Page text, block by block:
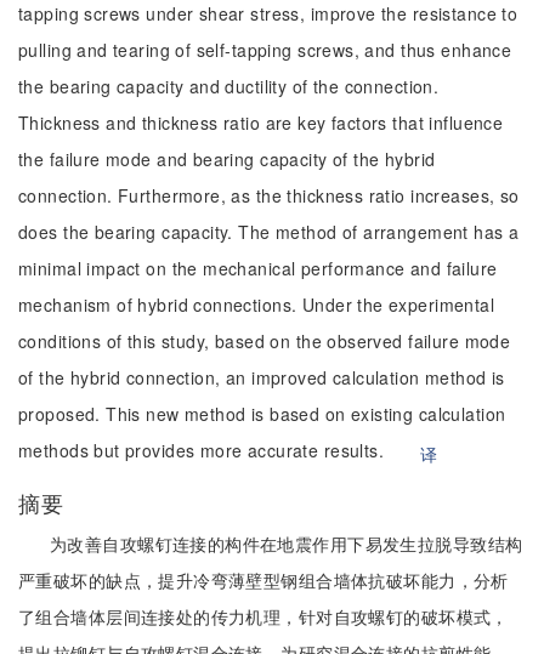
tapping screws under shear stress, improve the resistance to
pulling and tearing of self-tapping screws, and thus enhance
the bearing capacity and ductility of the connection.
Thickness and thickness ratio are key factors that influence
the failure mode and bearing capacity of the hybrid
connection. Furthermore, as the thickness ratio increases, so
does the bearing capacity. The method of arrangement has a
minimal impact on the mechanical performance and failure
mechanism of hybrid connections. Under the experimental
conditions of this study, based on the observed failure mode
of the hybrid connection, an improved calculation method is
proposed. This new method is based on existing calculation
methods but provides more accurate results.
译
摘要
为改善自攻螺钉连接的构件在地震作用下易发生拉脱导致结构
严重破坏的缺点，提升冷弯薄壁型钢组合墙体抗破坏能力，分析
了组合墙体层间连接处的传力机理，针对自攻螺钉的破坏模式，